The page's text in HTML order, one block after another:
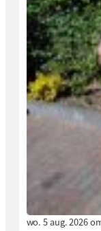
wo. 5 aug. 2026